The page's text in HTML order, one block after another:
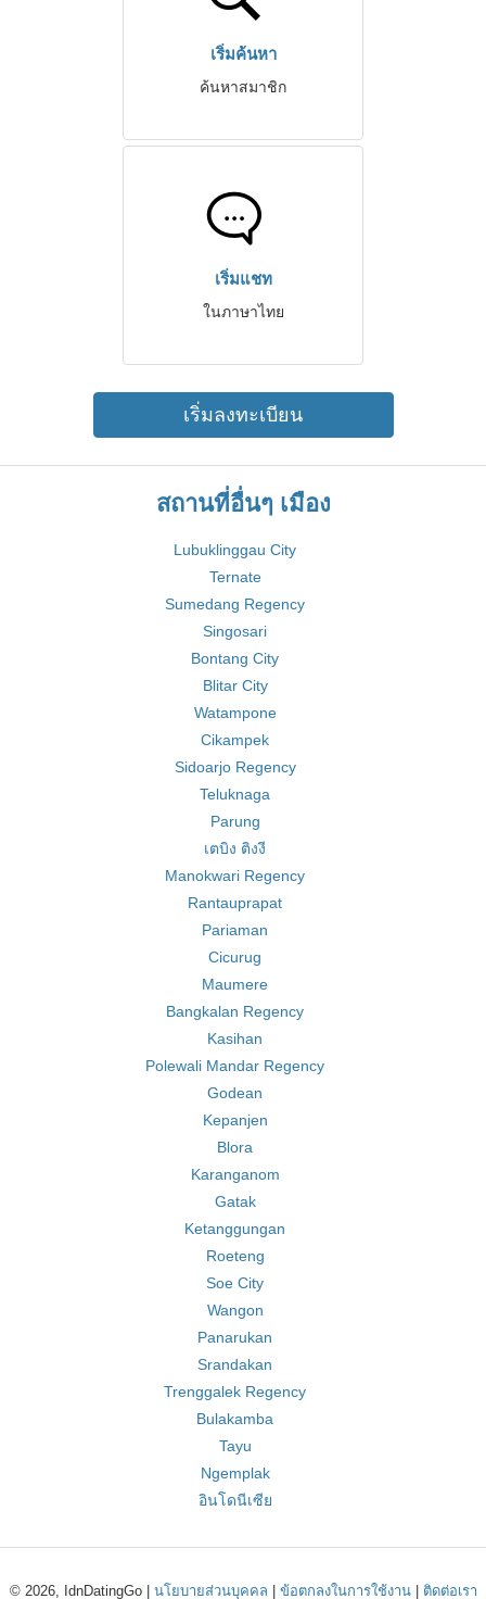
เริ่มค้นหา
ค้นหาสมาชิก
เริ่มแชท
ในภาษาไทย
เริ่มลงทะเบียน
สถานที่อื่นๆ เมือง
Lubuklinggau City
Ternate
Sumedang Regency
Singosari
Bontang City
Blitar City
Watampone
Cikampek
Sidoarjo Regency
Teluknaga
Parung
เตบิง ติงงี
Manokwari Regency
Rantauprapat
Pariaman
Cicurug
Maumere
Bangkalan Regency
Kasihan
Polewali Mandar Regency
Godean
Kepanjen
Blora
Karanganom
Gatak
Ketanggungan
Roeteng
Soe City
Wangon
Panarukan
Srandakan
Trenggalek Regency
Bulakamba
Tayu
Ngemplak
อินโดนีเซีย
© 2026, IdnDatingGo | นโยบายส่วนบุคคล ข้อตกลงในการใช้งาน| ติดต่อเรา